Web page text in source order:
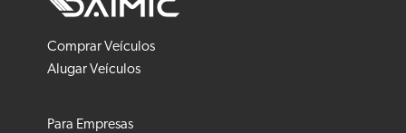
Comprar Veículos
Alugar Veículos
Para Empresas